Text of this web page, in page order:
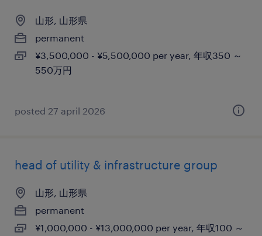
山形, 山形県
permanent
¥3,500,000 - ¥5,500,000 per year, 年収350 ～
550万円
posted 27 april 2026
head of utility & infrastructure group
山形, 山形県
permanent
¥1,000,000 - ¥13,000,000 per year, 年収100 ～